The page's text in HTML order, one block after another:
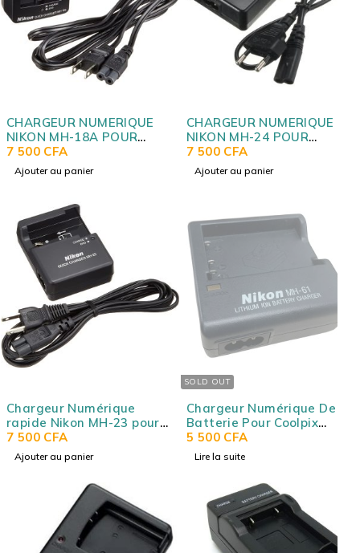
CHARGEUR NUMERIQUE
NIKON MH-18A POUR
BATTERIES NIKON
7 500 CFA
Ajouter au panier
CHARGEUR NUMERIQUE
NIKON MH-24 POUR
BATTERIE NIKON EN-EL14
7 500 CFA
Ajouter au panier
Chargeur Numérique
rapide Nikon MH-23 pour
batterie Li-ion EN-EL9
7 500 CFA
Ajouter au panier
SOLD OUT
Chargeur Numérique De
Batterie Pour Coolpix
3700, 4200, 5200 & Série P
5 500 CFA
Lire la suite